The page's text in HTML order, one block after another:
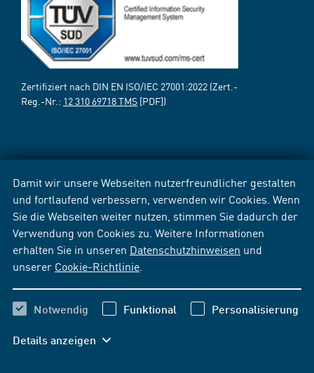
Damit wir unsere Webseiten nutzerfreundlicher gestalten
und fortlaufend verbessern, verwenden wir Cookies. Wenn
Sie die Webseiten weiter nutzen, stimmen Sie dadurch der
Verwendung von Cookies zu. Weitere Informationen
erhalten Sie in unseren Datenschutzhinweisen und
unserer Cookie-Richtlinie
Notwendig Funktional Personalisierung
Details anzeigen
Zertifiziert nach DIN EN ISO/IEC 27001:2022 (Zert.-
Reg.-Nr.: 12 310 69718 TMS [PDF])